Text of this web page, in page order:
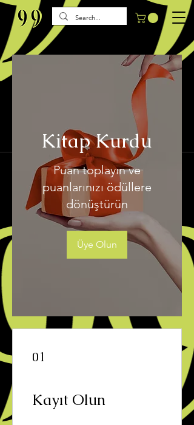
Kitap Kurdu
Puan toplayın ve
puanlarınızı ödüllere
dönüştürün
Üye Olun
01
Kayıt Olun